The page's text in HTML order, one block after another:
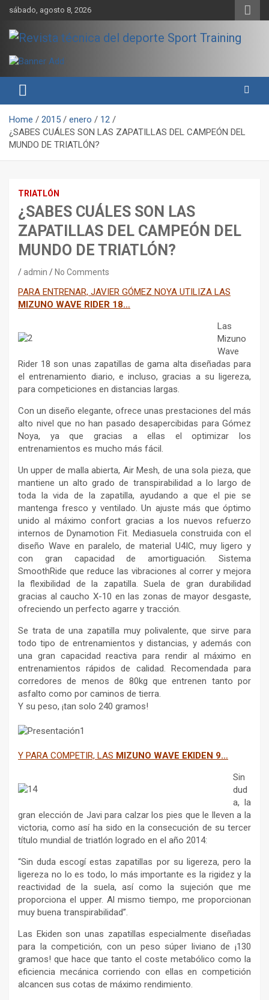
Skip
content
sábado, agosto 8, 2026
Revista técnica del deporte
Sport Training
rendimiento, nutrición y entrenamiento.
Home 2015 enero
12
¿SABES CUÁLES SON LAS ZAPATILLAS DEL CAMPEÓN DEL
MUNDO DE TRIATLÓN?
TRIATLÓN
¿SABES CUÁLES SON LAS
ZAPATILLAS DEL CAMPEÓN DEL
MUNDO DE TRIATLÓN?
admin No Comments
PARA ENTRENAR, JAVIER GÓMEZ NOYA UTILIZA LAS
MIZUNO WAVE RIDER 18…
Las
Mizuno
Wave
Rider 18 son unas zapatillas de gama alta diseñadas para
el entrenamiento diario, e incluso, gracias a su ligereza,
para competiciones en distancias largas.
Con un diseño elegante, ofrece unas prestaciones del más
alto nivel que no han pasado desapercibidas para Gómez
Noya, ya que gracias a ellas el optimizar los
entrenamientos es mucho más fácil.
Un upper de malla abierta, Air Mesh, de una sola pieza, que
mantiene un alto grado de transpirabilidad a lo largo de
toda la vida de la zapatilla, ayudando a que el pie se
mantenga fresco y ventilado. Un ajuste más que óptimo
unido al máximo confort gracias a los nuevos refuerzo
internos de Dynamotion Fit. Mediasuela construida con el
diseño Wave en paralelo, de material U4IC, muy ligero y
con gran capacidad de amortiguación. Sistema
SmoothRide que reduce las vibraciones al correr y mejora
la flexibilidad de la zapatilla. Suela de gran durabilidad
gracias al caucho X-10 en las zonas de mayor desgaste,
ofreciendo un perfecto agarre y tracción.
Se trata de una zapatilla muy polivalente, que sirve para
todo tipo de entrenamientos y distancias, y además con
una gran capacidad reactiva para rendir al máximo en
entrenamientos rápidos de calidad. Recomendada para
corredores de menos de 80kg que entrenen tanto por
asfalto como por caminos de tierra.
Y su peso, ¡tan solo 240 gramos!
Y PARA COMPETIR, LAS MIZUNO WAVE EKIDEN 9…
Sin
dud
a, la
gran elección de Javi para calzar los pies que le lleven a la
victoria, como así ha sido en la consecución de su tercer
título mundial de triatlón logrado en el año 2014:
“Sin duda escogí estas zapatillas por su ligereza, pero la
ligereza no lo es todo, lo más importante es la rigidez y la
reactividad de la suela, así como la sujeción que me
proporciona el upper. Al mismo tiempo, me proporcionan
muy buena transpirabilidad”.
Las Ekiden son unas zapatillas especialmente diseñadas
para la competición, con un peso súper liviano de ¡130
gramos! que hace que tanto el coste metabólico como la
eficiencia mecánica corriendo con ellas en competición
alcancen sus cotas de máximo rendimiento.